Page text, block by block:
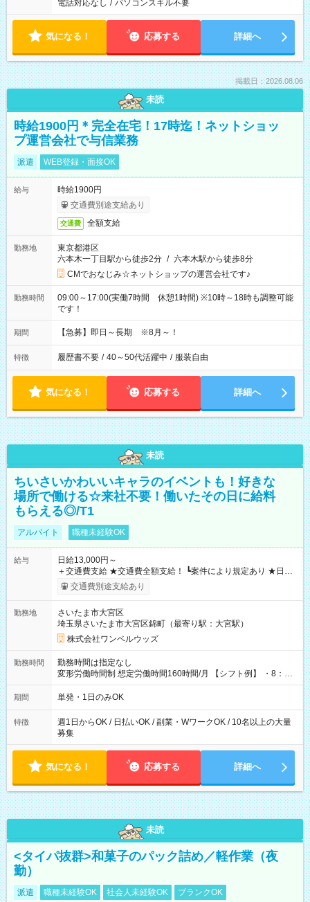
電話対応なし / パソコンスキル不要
気になる！ 応募する 詳細へ
掲載日：2026.08.06
未読
時給1900円＊完全在宅！17時迄！ネットショッ
プ運営会社で与信業務
派遣 WEB登録・面接OK
給与
時給1900円
交通費別途支給あり
交通費 全額支給
勤務地
東京都港区
六本木一丁目駅から徒歩2分 / 六本木駅から徒歩8分
CMでおなじみ☆ネットショップの運営会社です♪
勤務時間
09:00～17:00(実働7時間 休憩1時間) ※10時～18時も調整可能
です！
期間 【急募】即日～長期 ※8月～！
特徴 履歴書不要 / 40～50代活躍中 / 服装自由
気になる！ 応募する 詳細へ
未読
ちいさいかわいいキャラのイベントも！好きな
場所で働ける☆来社不要！働いたその日に給料
もらえる◎/T1
アルバイト 職種未経験OK
給与
日給13,000円～
＋交通費支給 ★交通費全額支給！ ┗案件により規定あり ★日払
いOK！（規定あり） ┗働いたその日に現金GET♪ お仕事後はコ
ンビニATMから 日払い分を引き落とせます！ 【試用期間】試
交通費別途支給あり
勤務地
さいたま市大宮区
埼玉県さいたま市大宮区錦町（最寄り駅：大宮駅）
株式会社ワンベルウッズ
勤務時間
勤務時間は指定なし
変形労働時間制 想定労働時間160時間/月 【シフト例】 ・8：00
～21：00
期間 単発・1日のみOK
特徴
週1日からOK / 日払いOK / 副業・WワークOK / 10名以上の大量
募集
気になる！ 応募する 詳細へ
未読
<タイパ抜群>和菓子のパック詰め／軽作業（夜
勤）
派遣 職種未経験OK 社会人未経験OK
ブランクOK